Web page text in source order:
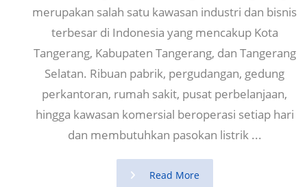
merupakan salah satu kawasan industri dan bisnis
terbesar di Indonesia yang mencakup Kota
Tangerang, Kabupaten Tangerang, dan Tangerang
Selatan. Ribuan pabrik, pergudangan, gedung
perkantoran, rumah sakit, pusat perbelanjaan,
hingga kawasan komersial beroperasi setiap hari
dan membutuhkan pasokan listrik ...
Read More